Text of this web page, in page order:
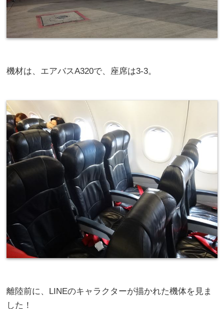
機材は、エアバスA320で、座席は3-3。
離陸前に、LINEのキャラクターが描かれた機体を見ま
した！